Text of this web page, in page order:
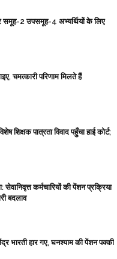
2 उपसमूह-4 अभ्यर्थियों के लिए
चमत्कारी परिणाम मिलते हैं
शिक्षक पात्रता विवाद पहुँचा हाई कोर्ट;
कर्मचारियों की पेंशन प्रक्रिया
बदलाव
भारती हार गए, घनश्याम की पेंशन पक्की